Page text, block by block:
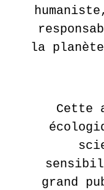
la
Cette
grand